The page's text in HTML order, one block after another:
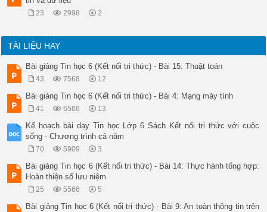
23 2998 2
TÀI LIỆU HAY
Bài giảng Tin học 6 (Kết nối tri thức) - Bài 15: Thuật toán
43 7568 12
Bài giảng Tin học 6 (Kết nối tri thức) - Bài 4: Mạng máy tính
41 6566 13
Kế hoạch bài dạy Tin học Lớp 6 Sách Kết nối tri thức với cuộc
sống - Chương trình cả năm
70 5909 3
Bài giảng Tin học 6 (Kết nối tri thức) - Bài 14: Thực hành tổng hợp:
Hoàn thiện sổ lưu niệm
25 5566 5
Bài giảng Tin học 6 (Kết nối tri thức) - Bài 9: An toàn thông tin trên